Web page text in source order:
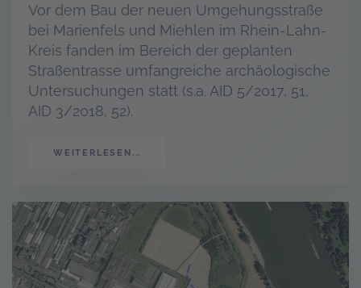
Vor dem Bau der neuen Umgehungsstraße
bei Marienfels und Miehlen im Rhein-Lahn-
Kreis fanden im Bereich der geplanten
Straßentrasse umfangreiche archäologische
Untersuchungen statt (s.a. AID 5/2017, 51,
AID 3/2018, 52).
WEITERLESEN...